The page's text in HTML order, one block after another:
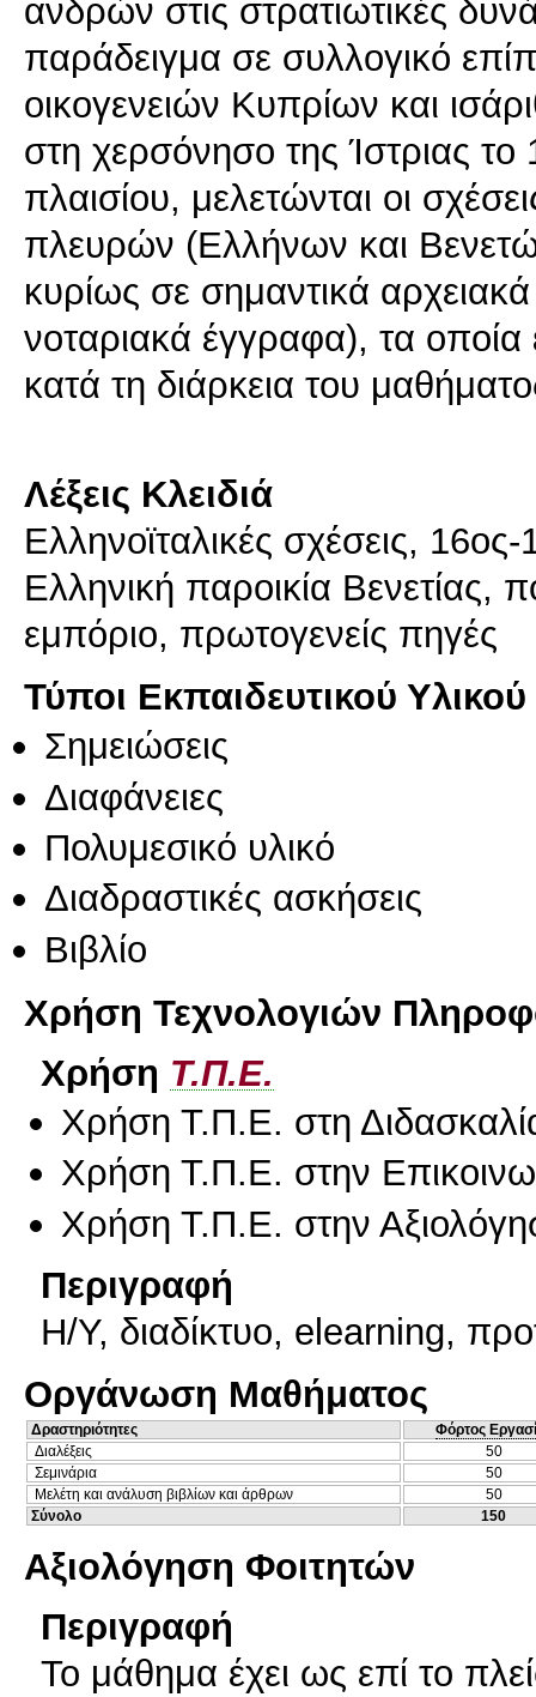
ανδρών στις στρατιωτικές
παράδειγμα σε συλλογικό
οικογενειών Κυπρίων και
στη χερσόνησο της Ίστριας
πλαισίου, μελετώνται οι
πλευρών (Ελλήνων και
κυρίως σε σημαντικά αρχειακά
νοταριακά έγγραφα), τα οποία
κατά τη διάρκεια του
Λέξεις Κλειδιά
Ελληνοϊταλικές σχέσεις,
Ελληνική παροικία
εμπόριο, πρωτογενείς πηγές
Τύποι Εκπαιδευτικού Υλικού
Σημειώσεις
Διαφάνειες
Πολυμεσικό υλικό
Διαδραστικές ασκήσεις
Βιβλίο
Χρήση Τεχνολογιών
Χρήση Τ.Π.Ε.
Χρήση Τ.Π.Ε. στη
Χρήση Τ.Π.Ε. στην
Χρήση Τ.Π.Ε. στην
Περιγραφή
Η/Υ, διαδίκτυο, elearning,
Οργάνωση Μαθήματος
Δραστηριότητες
Φόρτος
Διαλέξεις
50
Σεμινάρια
50
Μελέτη και ανάλυση βιβλίων και άρθρων
50
Σύνολο
150
Αξιολόγηση Φοιτητών
Περιγραφή
Το μάθημα έχει ως επί το